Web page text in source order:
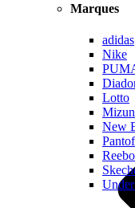
Marques
adidas
Nike
Lotto
New